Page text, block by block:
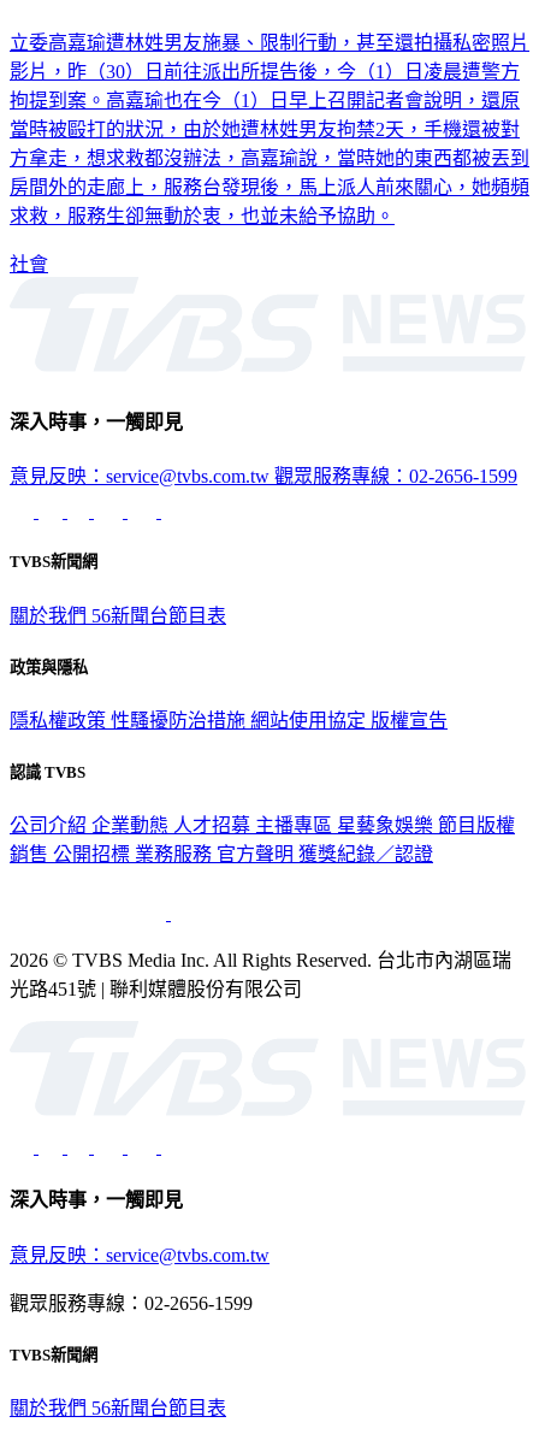
立委高嘉瑜遭林姓男友施暴、限制行動，甚至還拍攝私密照片
影片，昨（30）日前往派出所提告後，今（1）日凌晨遭警方
拘提到案。高嘉瑜也在今（1）日早上召開記者會說明，還原
當時被毆打的狀況，由於她遭林姓男友拘禁2天，手機還被對
方拿走，想求救都沒辦法，高嘉瑜說，當時她的東西都被丟到
房間外的走廊上，服務台發現後，馬上派人前來關心，她頻頻
求救，服務生卻無動於衷，也並未給予協助。
社會
深入時事，一觸即見
意見反映：service@tvbs.com.tw 觀眾服務專線：02-2656-1599
TVBS新聞網
關於我們 56新聞台節目表
政策與隱私
隱私權政策 性騷擾防治措施 網站使用協定 版權宣告
認識 TVBS
公司介紹 企業動態 人才招募 主播專區 星藝象娛樂 節目版權
銷售 公開招標 業務服務 官方聲明 獲獎紀錄／認證
2026 © TVBS Media Inc. All Rights Reserved. 台北市內湖區瑞
光路451號 | 聯利媒體股份有限公司
深入時事，一觸即見
意見反映：service@tvbs.com.tw
觀眾服務專線：02-2656-1599
TVBS新聞網
關於我們 56新聞台節目表